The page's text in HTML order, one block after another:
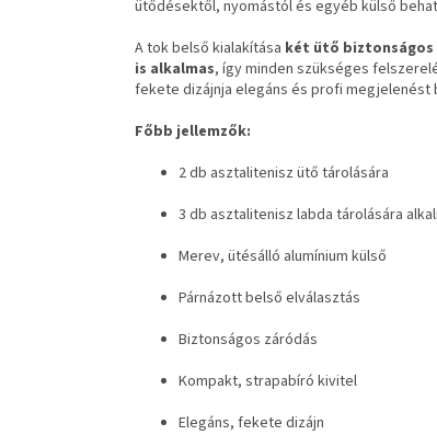
ütődésektől, nyomástól és egyéb külső
A tok belső kialakítása két ütő
is alkalmas, így minden szükséges
fekete dizájnja elegáns és profi megjelenést
Főbb jellemzők:
2 db asztalitenisz ütő tárolására
3 db asztalitenisz labda tárolására
Merev, ütésálló alumínium külső
Párnázott belső elválasztás
Biztonságos záródás
Kompakt, strapabíró kivitel
Elegáns, fekete dizájn